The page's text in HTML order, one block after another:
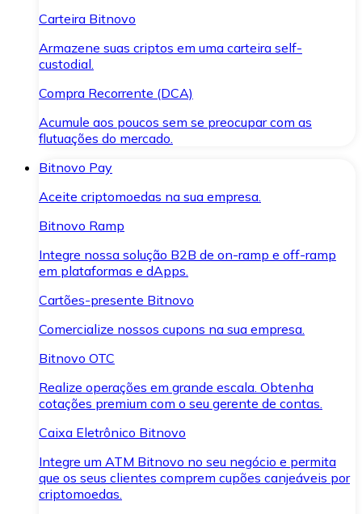
Carteira Bitnovo
Armazene suas criptos em uma carteira self-
custodial.
Compra Recorrente (DCA)
Acumule aos poucos sem se preocupar com as
flutuações do mercado.
Bitnovo Pay
Aceite criptomoedas na sua empresa.
Bitnovo Ramp
Integre nossa solução B2B de on-ramp e off-ramp
em plataformas e dApps.
Cartões-presente Bitnovo
Comercialize nossos cupons na sua empresa.
Bitnovo OTC
Realize operações em grande escala. Obtenha
cotações premium com o seu gerente de contas.
Caixa Eletrônico Bitnovo
Integre um ATM Bitnovo no seu negócio e permita
que os seus clientes comprem cupões canjeáveis por
criptomoedas.